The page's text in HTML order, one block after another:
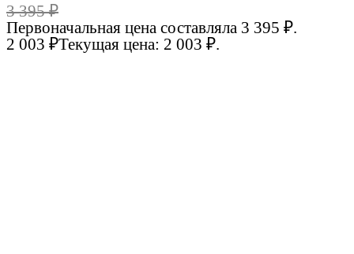
3 395₽
Первоначальная цена составляла 3 395 ₽.
2 003 ₽Текущая цена: 2 003 ₽.